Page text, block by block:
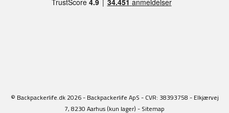
© Backpackerlife.dk 2026 - Backpackerlife ApS - CVR: 38393758 - Elkjærvej
7, 8230 Aarhus (kun lager) - Sitemap